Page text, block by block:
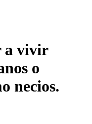
a vivir
o
necios.